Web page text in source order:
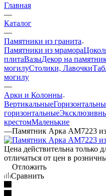
Главная
—
Каталог
—
Памятники из гранита
Памятники из мрамора
плитаВазыДекор на
могилуСтолики, Лавочки
могилу
—
Арки и Колонны
Вертикальные
горизонтальные
крестомМаленькие
—Памятник Арка AM7223 из
Цена действительна только
отличаться от цен в
Отложить
Сравнить